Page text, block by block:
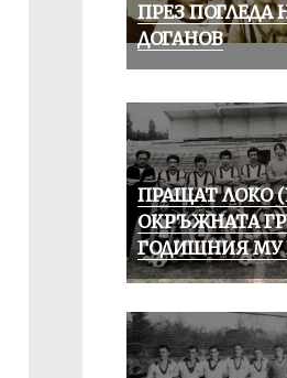
ПРЕЗ ПОГЛЕДА
ДОГАНОВ
ПРАЩАТ ЛОКО
ОКРЪЖНАТА
ГОДИШНИЯ МУ